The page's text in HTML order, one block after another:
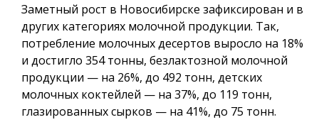
Заметный рост в Новосибирске зафиксирован и в
других категориях молочной продукции. Так,
потребление молочных десертов выросло на 18%
и достигло 354 тонны, безлактозной молочной
продукции — на 26%, до 492 тонн, детских
молочных коктейлей — на 37%, до 119 тонн,
глазированных сырков — на 41%, до 75 тонн.